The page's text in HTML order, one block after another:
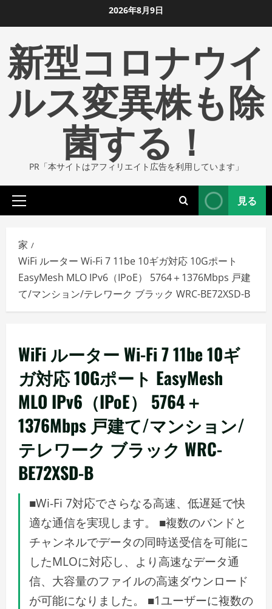
ン
ツ
ま
2026年8月9日
新型コロナウイ
ルス変異株も除
菌する！
PR「本サイトはアフィリエイト広告を利用しています」
プ
イ
マ
リ
メ
ニ
ュ
見る
家
WiFi ルーター Wi-Fi 7 11be 10ギガ対応 10Gポート
EasyMesh MLO IPv6（IPoE） 5764＋1376Mbps 戸建
て/マンション/テレワーク ブラック WRC-BE72XSD-B
WiFi ルーター Wi-Fi 7 11be 10ギ
ガ対応 10Gポート EasyMesh
MLO IPv6（IPoE） 5764＋
1376Mbps 戸建て/マンション/
テレワーク ブラック WRC-
BE72XSD-B
■Wi-Fi 7対応でさらなる高速、低遅延で快
適な通信を実現します。 ■複数のバンドと
チャンネルでデータの同時送受信を可能に
したMLOに対応し、より高速なデータ通
信、大容量のファイルの高速ダウンロード
が可能になりました。 ■1ユーザーに複数の